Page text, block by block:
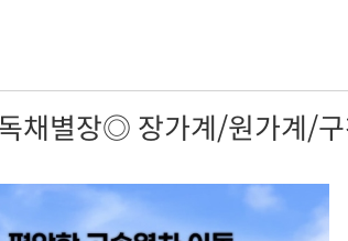
채별장◎ 장가계/원가계/구